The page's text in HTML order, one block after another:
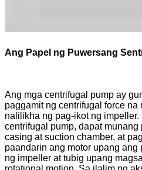
Ang Papel ng Puwersang
Ang mga centrifugal pump ay
paggamit ng centrifugal force
nalilikha ng pag-ikot ng
centrifugal pump, dapat
casing at suction chamber, at
paandarin ang motor upang ang
ng impeller at tubig upang